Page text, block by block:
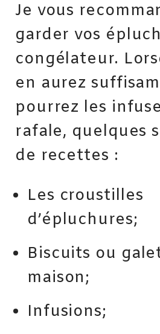
Je vous
garder vos
congélateur.
en aurez
pourrez les
rafale, quelques
de recettes :
Les croustilles
d’épluchures;
Biscuits ou
maison;
Infusions;